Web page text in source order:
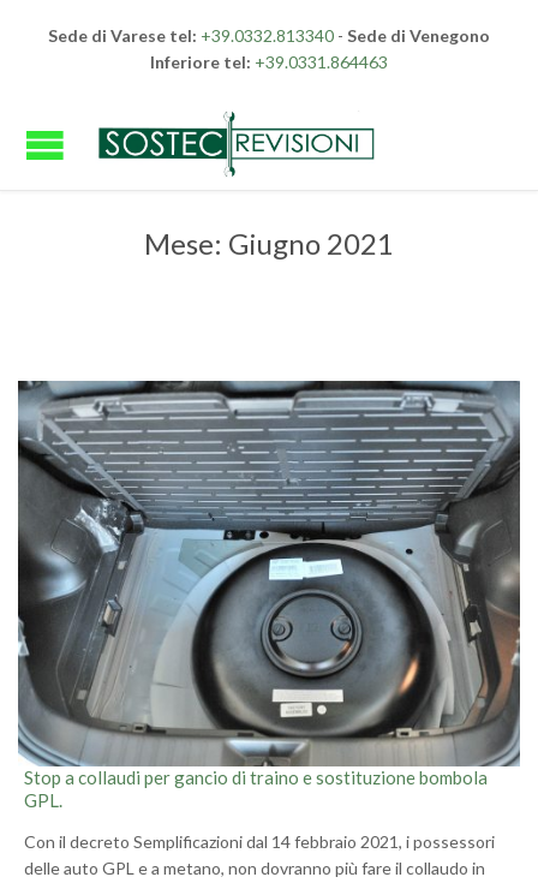
Sede di Varese tel: +39.0332.813340 - Sede di Venegono
Inferiore tel: +39.0331.864463
Mese: Giugno 2021
Stop a collaudi per gancio di traino e sostituzione bombola
GPL.
Con il decreto Semplificazioni dal 14 febbraio 2021, i possessori
delle auto GPL e a metano, non dovranno più fare il collaudo in